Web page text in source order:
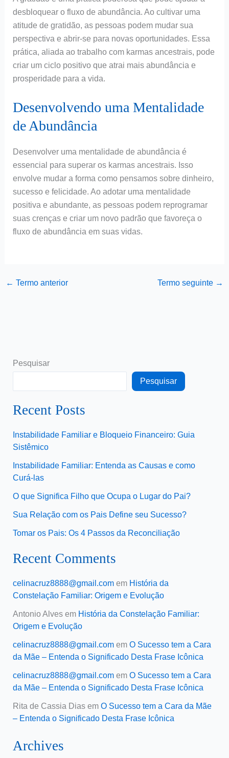
desbloquear o fluxo de abundância. Ao cultivar uma
atitude de gratidão, as pessoas podem mudar sua
perspectiva e abrir-se para novas oportunidades. Essa
prática, aliada ao trabalho com karmas ancestrais, pode
criar um ciclo positivo que atrai mais abundância e
prosperidade para a vida.
Desenvolvendo uma Mentalidade
de Abundância
Desenvolver uma mentalidade de abundância é
essencial para superar os karmas ancestrais. Isso
envolve mudar a forma como pensamos sobre dinheiro,
sucesso e felicidade. Ao adotar uma mentalidade
positiva e abundante, as pessoas podem reprogramar
suas crenças e criar um novo padrão que favoreça o
fluxo de abundância em suas vidas.
← Termo anterior Termo seguinte →
Pesquisar
Pesquisar
Recent Posts
Instabilidade Familiar e Bloqueio Financeiro: Guia
Sistêmico
Instabilidade Familiar: Entenda as Causas e como
Curá-las
O que Significa Filho que Ocupa o Lugar do Pai?
Sua Relação com os Pais Define seu Sucesso?
Tomar os Pais: Os 4 Passos da Reconciliação
Recent Comments
celinacruz8888@gmail.comem História da
Constelação Familiar: Origem e Evolução
Antonio Alvesem História da Constelação Familiar:
Origem e Evolução
celinacruz8888@gmail.comem O Sucesso tem a Cara
da Mãe – Entenda o Significado Desta Frase Icônica
celinacruz8888@gmail.comem O Sucesso tem a Cara
da Mãe – Entenda o Significado Desta Frase Icônica
Rita de Cassia Diasem O Sucesso tem a Cara da Mãe
– Entenda o Significado Desta Frase Icônica
Archives